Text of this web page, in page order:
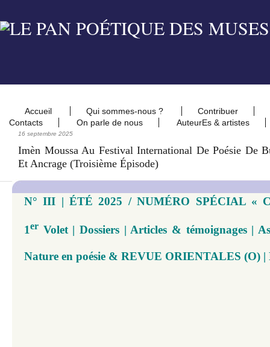
Accueil Qui sommes-nous ?
Contribuer
Contacts
On parle de nous AuteurEs & artistes
16 septembre 2025
Imèn Moussa Au Festival International De Poésie De
Et Ancrage (troisième Épisode)
N° III | ÉTÉ 2025 / NUMÉRO SPÉCIAL «
1er Volet | Dossiers | Articles & témoignages |
Nature en poésie & REVUE ORIENTALES (O) |